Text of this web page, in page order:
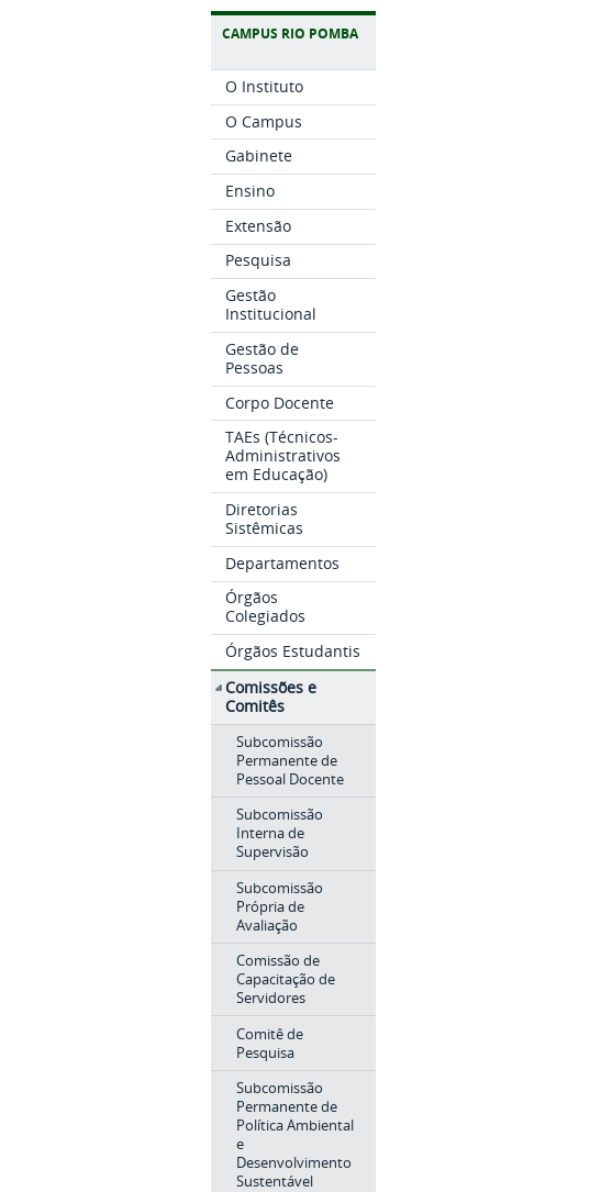
CAMPUS RIO POMBA
O Instituto
O Campus
Gabinete
Ensino
Extensão
Pesquisa
Gestão
Institucional
Gestão de
Pessoas
Corpo Docente
TAEs (Técnicos-
Administrativos
em Educação)
Diretorias
Sistêmicas
Departamentos
Órgãos
Colegiados
Órgãos Estudantis
Comissões e
Comitês
Subcomissão
Permanente de
Pessoal Docente
Subcomissão
Interna de
Supervisão
Subcomissão
Própria de
Avaliação
Comissão de
Capacitação de
Servidores
Comitê de
Pesquisa
Subcomissão
Permanente de
Política Ambiental
e
Desenvolvimento
Sustentável